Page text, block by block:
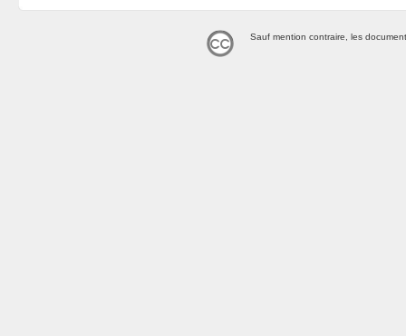
Sauf mention contraire, les